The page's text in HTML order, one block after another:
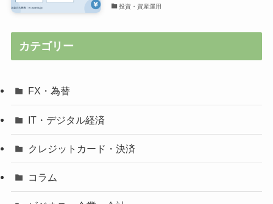
投資・資産運用
カテゴリー
FX・為替
IT・デジタル経済
クレジットカード・決済
コラム